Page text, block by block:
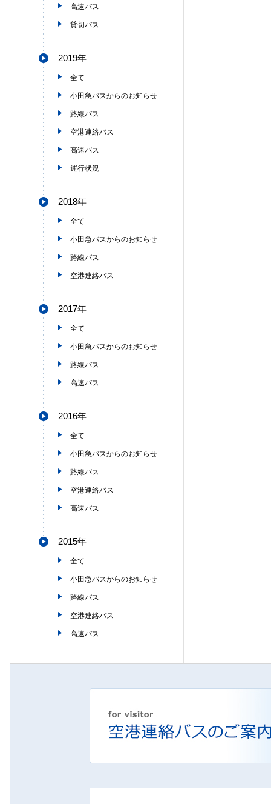
高速バス
貸切バス
2019年
全て
小田急バスからのお知らせ
路線バス
空港連絡バス
高速バス
運行状況
2018年
全て
小田急バスからのお知らせ
路線バス
空港連絡バス
2017年
全て
小田急バスからのお知らせ
路線バス
高速バス
2016年
全て
小田急バスからのお知らせ
路線バス
空港連絡バス
高速バス
2015年
全て
小田急バスからのお知らせ
路線バス
空港連絡バス
高速バス